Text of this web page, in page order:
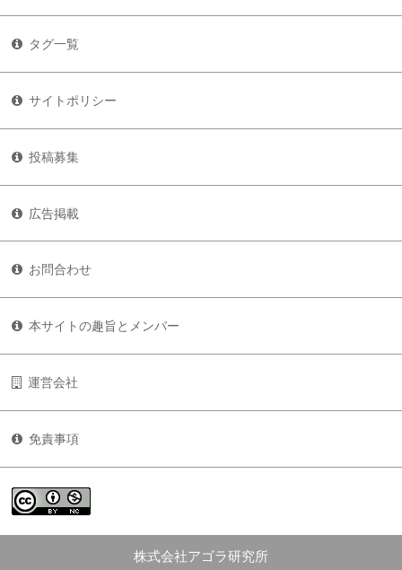
タグ一覧
サイトポリシー
投稿募集
広告掲載
お問合わせ
本サイトの趣旨とメンバー
運営会社
免責事項
株式会社アゴラ研究所